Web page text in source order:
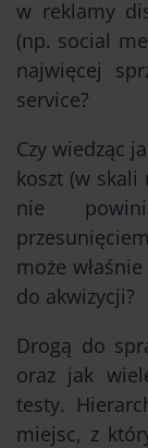
w reklamy
(np. social
najwięcej
service?
Czy wiedząc
koszt (w skali
nie
może
do akwizycji?
Drogą do
oraz jak
testy.
miejsc, z